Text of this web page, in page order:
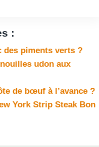
:
des piments verts ?
udon aux
de bœuf à l’avance ?
York Strip Steak Bon